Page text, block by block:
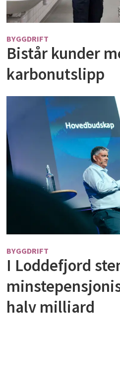
BYGGDRIFT
Bistår kunder
karbonutslipp
BYGGDRIFT
I Loddefjord
halv milliard